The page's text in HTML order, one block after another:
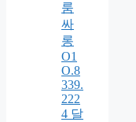
룸
싸
롱
O1
O.8
339.
222
4 달